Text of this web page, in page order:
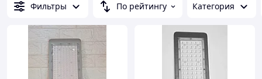
Фильтры По рейтингу Категория